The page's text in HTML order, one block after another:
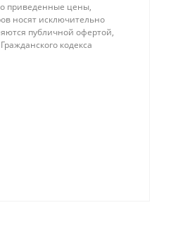
приведенные цены,
носят исключительно
публичной офертой,
кодекса